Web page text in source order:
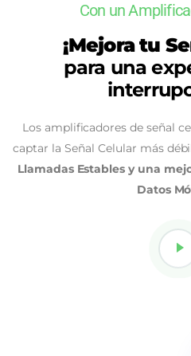
Con un
¡Mejora tu
para una
Los amplificadores de señal
captar la Señal Celular más
Llamadas Estables y una
Datos